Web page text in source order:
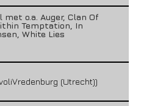
met o.a. Auger, Clan Of
Temptation, In
White Lies
(Utrecht))